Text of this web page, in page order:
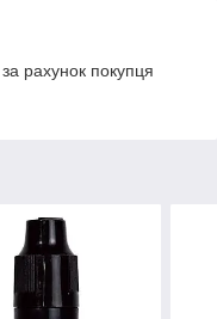
рахунок покупця